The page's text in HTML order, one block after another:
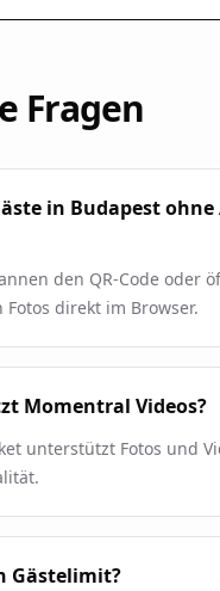
Fragen
in Budapest ohne
den QR-Code oder
Fotos direkt im Browser.
Momentral Videos?
unterstützt Fotos und
Gästelimit?